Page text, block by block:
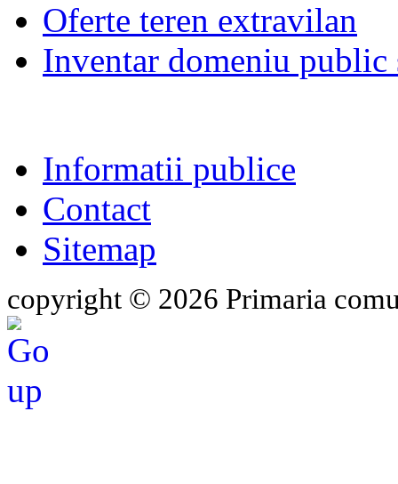
Oferte teren extravilan
Inventar domeniu
Informatii publice
Contact
Sitemap
copyright © 2026 Primaria